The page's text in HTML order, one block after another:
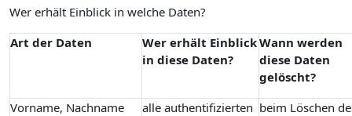
Wer erhält Einblick in welche Daten?
Art der Daten
Wer erhält Einblick
in diese Daten?
Wann werden
diese Daten
gelöscht?
Vorname, Nachname
alle authentifizierten beim Löschen